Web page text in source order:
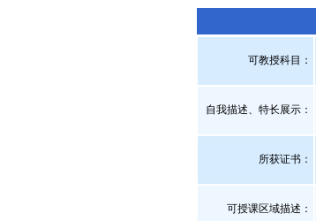
可教授科目：
自我描述、特长展示 ：
所获证书 ：
可授课区域描述：